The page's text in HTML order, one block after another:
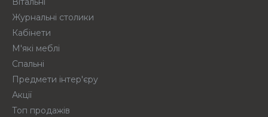
Журнальні столики
Кабінети
М'які меблі
Спальні
Предмети інтер'єру
Акції
Топ продажів